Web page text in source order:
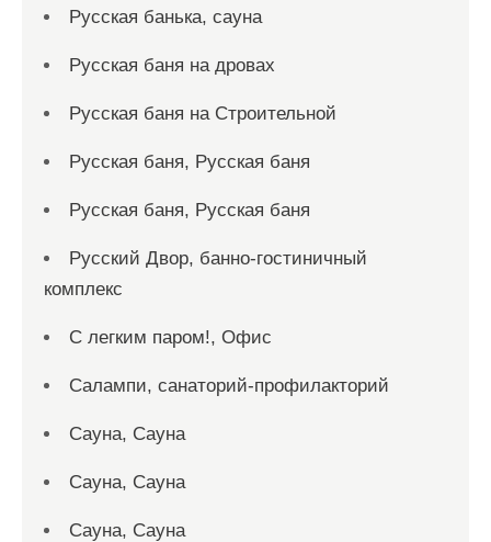
Русская банька, сауна
Русская баня на дровах
Русская баня на Строительной
Русская баня, Русская баня
Русская баня, Русская баня
Русский Двор, банно-гостиничный
комплекс
С легким паром!, Офис
Салампи, санаторий-профилакторий
Сауна, Сауна
Сауна, Сауна
Сауна, Сауна